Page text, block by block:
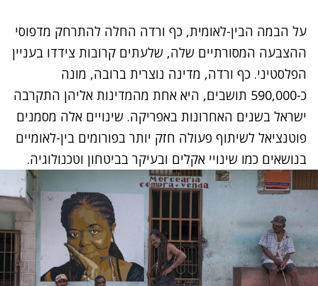
על הבמה הבין-לאומית, כף ורדה החלה להתרחק מדפוסי
ההצבעה המסורתיים שלה, שלעתים קרובות צידדו בעניין
הפלסטיני. כף ורדה, מדינה נוצרית ברובה, מונה
כ-590,000 תושבים, היא אחת מהמדינות אליהן התקרבה
ישראל בשנים האחרונות באפריקה. שינויים אלה מסמנים
פוטנציאל לשיתוף פעולה חזק יותר בפורומים בין-לאומיים
בנושאים כמו שינויי אקלים ובעיקר בביטחון וטכנולוגיה.